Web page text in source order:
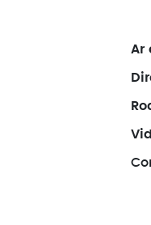
Ar